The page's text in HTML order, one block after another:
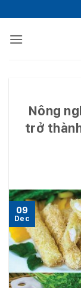
qua
nội
Nông
trở
09
Dec